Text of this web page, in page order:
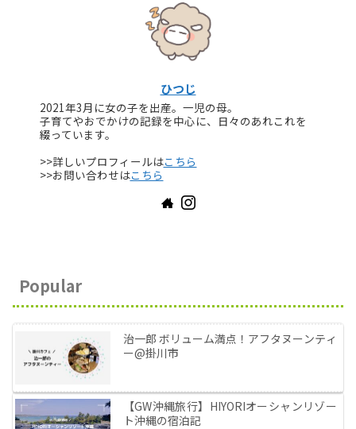
ひつじ
2021年3月に女の子を出産。一児の母。
子育てやおでかけの記録を中心に、日々のあれこれを
綴っています。
>>詳しいプロフィールはこちら
>>お問い合わせはこちら
Popular
治一郎 ボリューム満点！アフタヌーンティ
ー@掛川市
【GW沖縄旅行】HIYORIオーシャンリゾー
ト沖縄の宿泊記